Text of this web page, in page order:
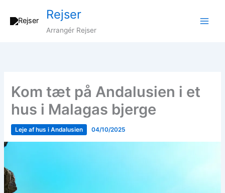
Rejser
Arrangér Rejser
Kom tæt på Andalusien i et
hus i Malagas bjerge
Leje af hus i Andalusien 04/10/2025